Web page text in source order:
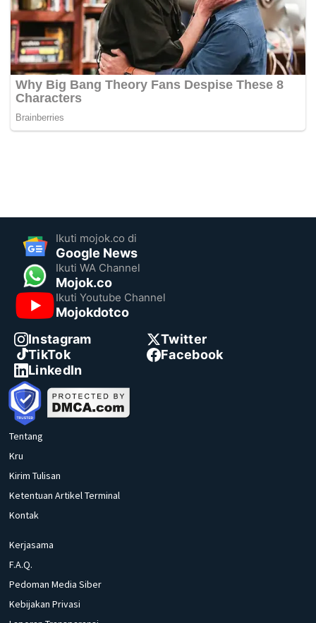
Ikuti mojok.co di
Google News
Ikuti WA Channel
Mojok.co
Ikuti Youtube Channel
Mojokdotco
Instagram
Twitter
TikTok
Facebook
LinkedIn
Tentang
Kru
Kirim Tulisan
Ketentuan Artikel Terminal
Kontak
Kerjasama
F.A.Q.
Pedoman Media Siber
Kebijakan Privasi